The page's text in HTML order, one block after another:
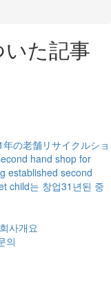
いた記事
の老舗リサイクルショ
hand shop for
established second
child는 창업31년된 중
회사개요
의